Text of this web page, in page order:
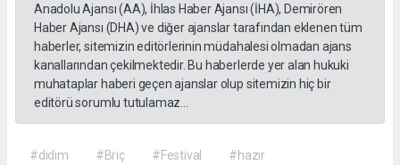
Anadolu Ajansı (AA), İhlas Haber Ajansı (İHA), Demirören
Haber Ajansı (DHA) ve diğer ajanslar tarafından eklenen tüm
haberler, sitemizin editörlerinin müdahalesi olmadan ajans
kanallarından çekilmektedir. Bu haberlerde yer alan hukuki
muhataplar haberi geçen ajanslar olup sitemizin hiç bir
editörü sorumlu tutulamaz...
#didim #Briç #Festival #hazır